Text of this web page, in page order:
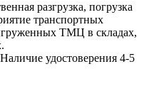
разгрузка, погрузка
транспортных
ТМЦ в складах,
удостоверения 4-5